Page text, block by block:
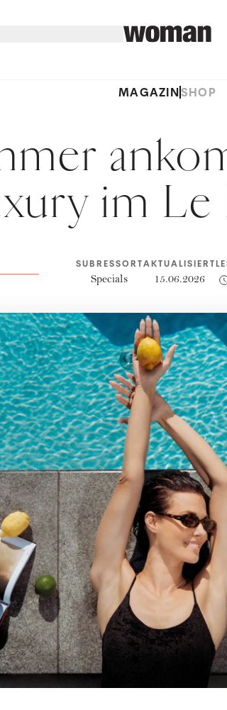
MAGAZINSHOP
im Le
SUBRESSORT
Specials
AKTUALISIERT
15.06.2026